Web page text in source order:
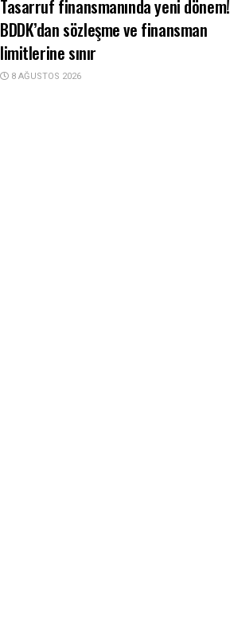
Tasarruf finansmanında yeni dönem!
BDDK’dan sözleşme ve finansman
limitlerine sınır
8 AĞUSTOS 2026